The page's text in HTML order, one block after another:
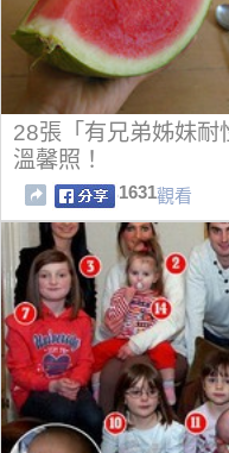
28張「有兄弟姊妹耐
溫馨照！
1631觀看